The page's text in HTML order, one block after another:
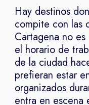
Hay destinos
compite con las
Cartagena no
el horario de
de la ciudad
prefieran estar
organizados
entra en escena